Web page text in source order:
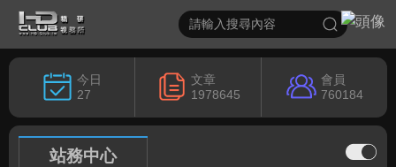
今日
27
文章
1978645
會員
760184
站務中心